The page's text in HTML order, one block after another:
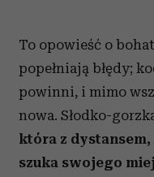
To opowieść o
popełniają błędy;
powinni, i mimo
nowa. Słodko-
która z
szuka swojego